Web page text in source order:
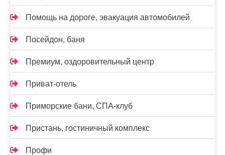
Помощь на дороге, эвакуация автомобилей
Посейдон, баня
Премиум, оздоровительный центр
Приват-отель
Приморские бани, СПА-клуб
Пристань, гостиничный комплекс
Профи